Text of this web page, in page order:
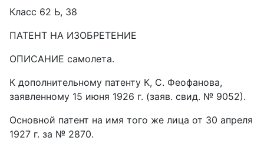
Класс 62 Ь, 38
ПАТЕНТ НА ИЗОБРЕТЕНИЕ
ОПИСАНИЕ самолета.
К дополнительному патенту К, С. Феофанова,
заявленному 15 июня 1926 г. (заяв. свид. № 9052).
Основной патент на имя того же лица от 30 апреля
1927 г. за № 2870.